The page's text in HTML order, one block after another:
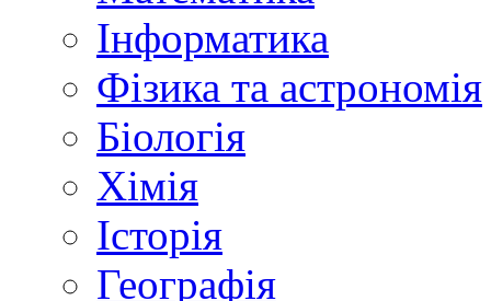
Інформатика
Фізика та астрономія
Біологія
Хімія
Історія
Географія